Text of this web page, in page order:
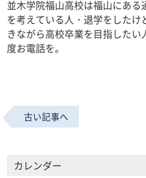
並木学院福山高校は福山にあ
を考えている人・退学をした
きながら高校卒業を目指した
度お電話を。
古い記事へ
カレンダー